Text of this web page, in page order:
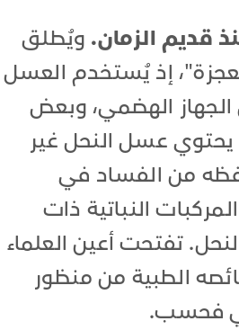
قديم الزمان. ويُطلق
إذ يُستخدم العسل
الهضمي، وبعض
يحتوي عسل النحل غير
من الفساد في
النباتية ذات
تفتحت أعين العلماء
الطبية من منظور
فحسب.